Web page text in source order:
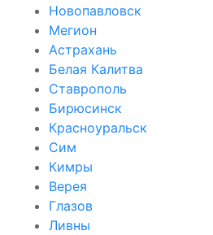
Новопавловск
Мегион
Астрахань
Белая Калитва
Ставрополь
Бирюсинск
Красноуральск
Сим
Кимры
Верея
Глазов
Ливны